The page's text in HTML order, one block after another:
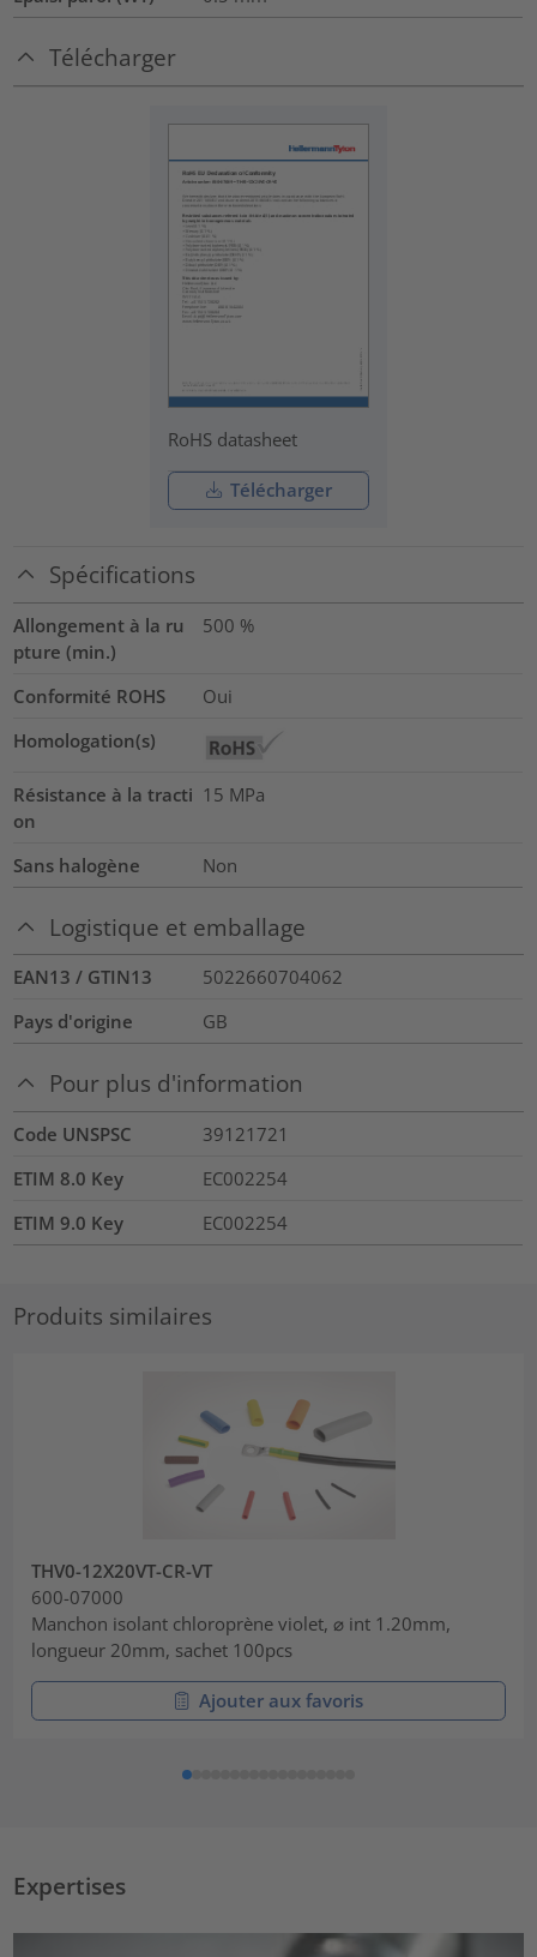
Télécharger
RoHS datasheet
Télécharger
Spécifications
Allongement à la ru
pture (min.)
500 %
Conformité ROHS
Oui
Homologation(s)
Résistance à la tracti
on
15 MPa
Sans halogène Non
Logistique et emballage
EAN13 / GTIN13
5022660704062
Pays d'origine
GB
Pour plus d'information
Code UNSPSC
39121721
ETIM 8.0 Key
EC002254
ETIM 9.0 Key
EC002254
Produits similaires
THV0-12X20VT-CR-VT
600-07000
Manchon isolant chloroprène violet, ⌀ int 1.20mm,
longueur 20mm, sachet 100pcs
Ajouter aux favoris
Expertises